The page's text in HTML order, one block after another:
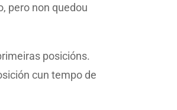
pero non quedou
posicións.
cun tempo de